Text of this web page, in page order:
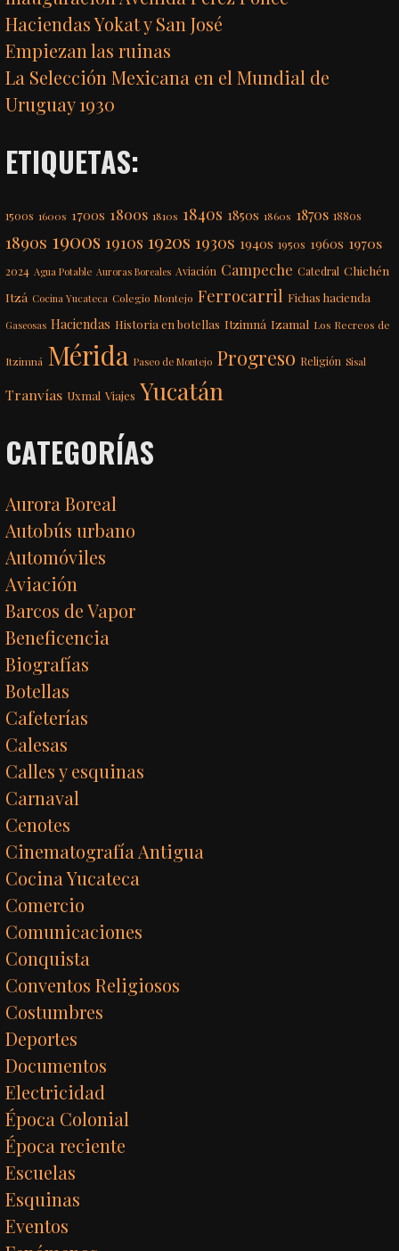
Haciendas Yokat y San José
Empiezan las ruinas
La Selección Mexicana en el Mundial de
Uruguay 1930
ETIQUETAS:
1500s 1600s 1700s 1800s 1810s 1840s 1850s 1860s 1870s 1880s
1890s 1900s 1910s 1920s 1930s 1940s 1950s 1960s 1970s
2024 Agua Potable Auroras Boreales Aviación Campeche Catedral Chichén
Itzá Cocina Yucateca Colegio Montejo Ferrocarril Fichas hacienda
Gaseosas Haciendas Historia en botellas Itzimná Izamal Los Recreos de
Itzimná Mérida Paseo de Montejo Progreso Religión Sisal
Tranvías Uxmal Viajes Yucatán
CATEGORÍAS
Aurora Boreal
Autobús urbano
Automóviles
Aviación
Barcos de Vapor
Beneficencia
Biografías
Botellas
Cafeterías
Calesas
Calles y esquinas
Carnaval
Cenotes
Cinematografía Antigua
Cocina Yucateca
Comercio
Comunicaciones
Conquista
Conventos Religiosos
Costumbres
Deportes
Documentos
Electricidad
Época Colonial
Época reciente
Escuelas
Esquinas
Eventos